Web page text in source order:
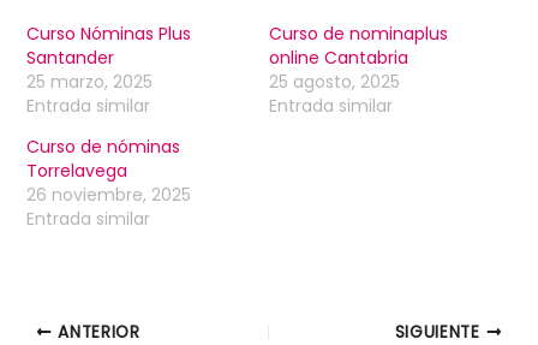
Curso Nóminas Plus
Santander
25 marzo, 2025
Entrada similar
Curso de nominaplus
online Cantabria
25 agosto, 2025
Entrada similar
Curso de nóminas
Torrelavega
26 noviembre, 2025
Entrada similar
ANTERIOR SIGUIENTE